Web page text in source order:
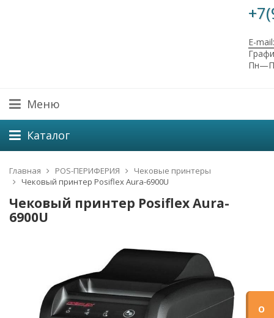
E-
Меню
Каталог
Главная POS-ПЕРИФЕРИЯ
Чековые принтеры
Чековый принтер Posiflex Aura-6900U
Чековый принтер Posiflex Aura-
6900U
О